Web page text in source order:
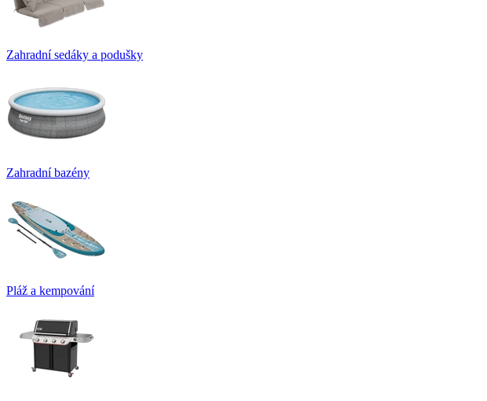
Zahradní sedáky a podušky
Zahradní bazény
Pláž a kempování